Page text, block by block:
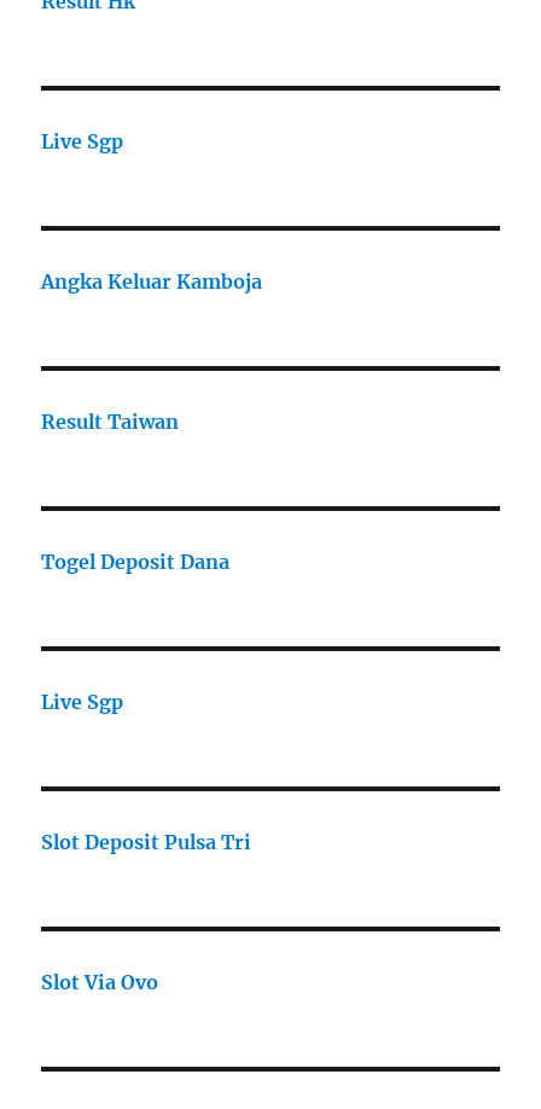
Live Sgp
Angka Keluar Kamboja
Result Taiwan
Togel Deposit Dana
Live Sgp
Slot Deposit Pulsa Tri
Slot Via Ovo